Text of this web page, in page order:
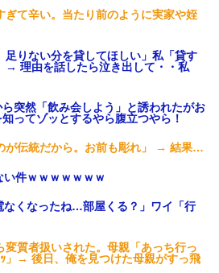
ぎて辛い。当たり前のように実家や姪
足りない分を貸してほしい」私「貸す
→ 理由を話したら泣き出して・・私
突然「飲み会しよう」と誘われたがお
ってゾッとするやら腹立つやら！
が伝統だから。お前も彫れ」 → 結果…
件ｗｗｗｗｗｗｗ
なくなったね…部屋くる？」ワイ「行
変質者扱いされた。母親「あっち行っ
」→ 後日、俺を見つけた母親がすっ飛